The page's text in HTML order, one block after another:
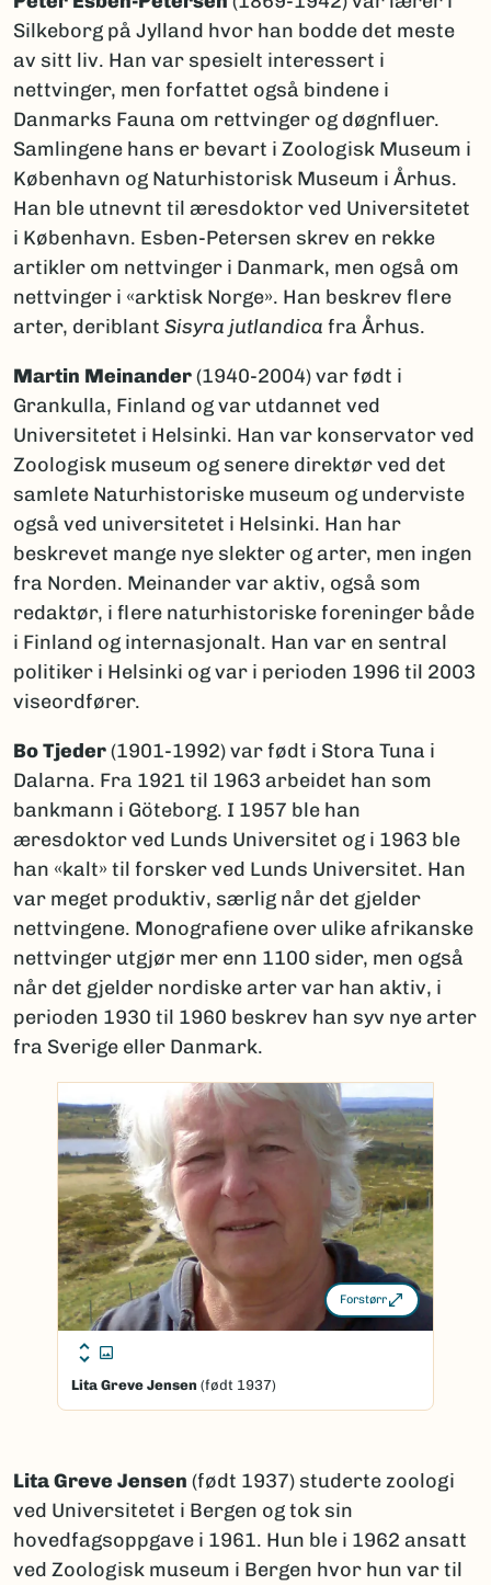
Silkeborg på Jylland hvor han bodde det meste
av sitt liv. Han var spesielt interessert i
nettvinger, men forfattet også bindene i
Danmarks Fauna om rettvinger og døgnfluer.
Samlingene hans er bevart i Zoologisk Museum i
København og Naturhistorisk Museum i Århus.
Han ble utnevnt til æresdoktor ved Universitetet
i København. Esben-Petersen skrev en rekke
artikler om nettvinger i Danmark, men også om
nettvinger i «arktisk Norge». Han beskrev flere
arter, deriblant Sisyra jutlandica fra Århus.
Martin Meinander(1940-2004) var født i
Grankulla, Finland og var utdannet ved
Universitetet i Helsinki. Han var konservator ved
Zoologisk museum og senere direktør ved det
samlete Naturhistoriske museum og underviste
også ved universitetet i Helsinki. Han har
beskrevet mange nye slekter og arter, men ingen
fra Norden. Meinander var aktiv, også som
redaktør, i flere naturhistoriske foreninger både
i Finland og internasjonalt. Han var en sentral
politiker i Helsinki og var i perioden 1996 til 2003
viseordfører.
Bo Tjeder(1901-1992) var født i Stora Tuna i
Dalarna. Fra 1921 til 1963 arbeidet han som
bankmann i Göteborg. I 1957 ble han
æresdoktor ved Lunds Universitet og i 1963 ble
han «kalt» til forsker ved Lunds Universitet. Han
var meget produktiv, særlig når det gjelder
nettvingene. Monografiene over ulike afrikanske
nettvinger utgjør mer enn 1100 sider, men også
når det gjelder nordiske arter var han aktiv, i
perioden 1930 til 1960 beskrev han syv nye arter
fra Sverige eller Danmark.
Forstørr
Lita Greve Jensen (født 1937)
Lita Greve Jensen (født 1937) studerte zoologi
ved Universitetet i Bergen og tok sin
hovedfagsoppgave i 1961. Hun ble i 1962 ansatt
ved Zoologisk museum i Bergen hvor hun var til